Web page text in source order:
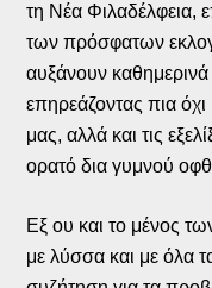
τη Νέα Φιλαδέλφεια,
των πρόσφατων
αυξάνουν
επηρεάζοντας πια
μας, αλλά και τις
ορατό δια γυμνού
Εξ ου και το μένος
με λύσσα και με όλα